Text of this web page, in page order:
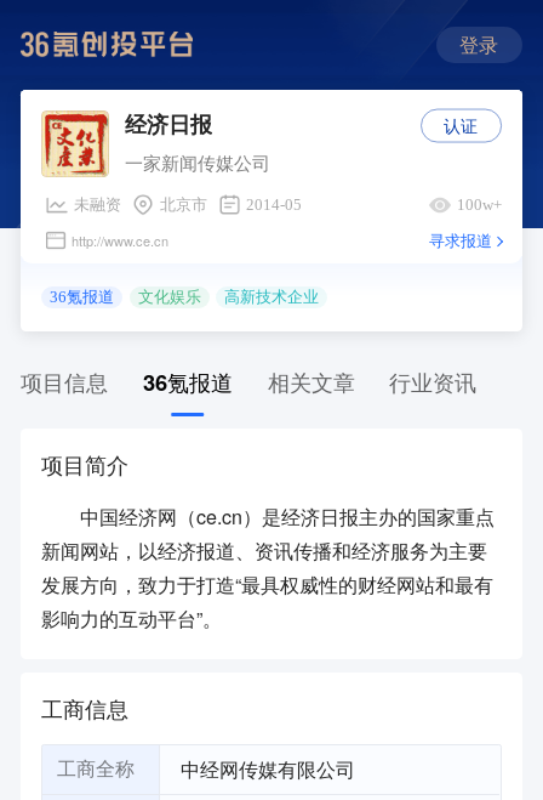
登录
经济日报
一家新闻传媒公司
未融资 北京市 2014-05 100w+
http://www.ce.cn 寻求报道
36氪报道 文化娱乐 高新技术企业
认证
项目信息 36氪报道 相关文章 行业资讯
项目简介
中国经济网（ce.cn）是经济日报主办的国家重点
新闻网站，以经济报道、资讯传播和经济服务为主要
发展方向，致力于打造“最具权威性的财经网站和最有
影响力的互动平台”。
工商信息
工商全称 中经网传媒有限公司